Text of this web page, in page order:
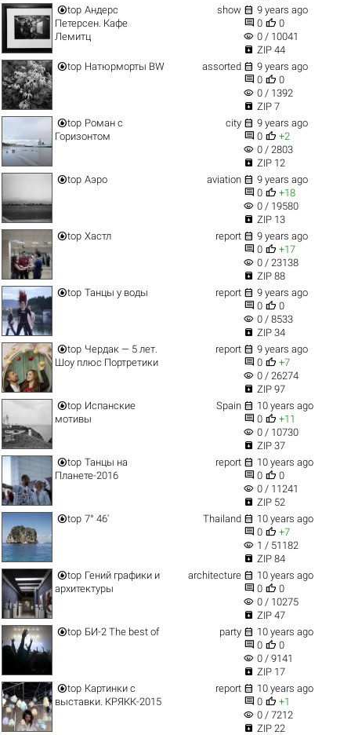
top Андерс
Петерсен. Кафе
Лемитц
show  9 years ago
 0  0
visibility 0 / 10041
 ZIP 44
top Натюрморты BW assorted  9 years ago
 0  0
visibility 0 / 1392
 ZIP 7
top Роман с
Горизонтом
city  9 years ago
 0  +2
visibility 0 / 2803
 ZIP 12
top Аэро aviation  9 years ago
 0  +18
visibility 0 / 19580
 ZIP 13
top Хастл report  9 years ago
 0  +17
visibility 0 / 23138
 ZIP 88
top Танцы у воды report  9 years ago
 0  0
visibility 0 / 8533
 ZIP 34
top Чердак — 5 лет.
Шоу плюс Портретики
report  9 years ago
 0  +7
visibility 0 / 26274
 ZIP 97
top Испанские
мотивы
Spain  10 years ago
 0  +11
visibility 0 / 10730
 ZIP 37
top Танцы на
Планете-2016
report  10 years ago
 0  0
visibility 0 / 11241
 ZIP 52
top 7° 46' Thailand  10 years ago
 0  +7
visibility 1 / 51182
 ZIP 84
top Гений графики и
архитектуры
architecture  10 years ago
 0  0
visibility 0 / 10275
 ZIP 47
top БИ-2 The best of party  10 years ago
 0  0
visibility 0 / 9141
 ZIP 17
top Картинки с
выставки. КРЯКК-2015
report  10 years ago
 0  +1
visibility 0 / 7212
 ZIP 22